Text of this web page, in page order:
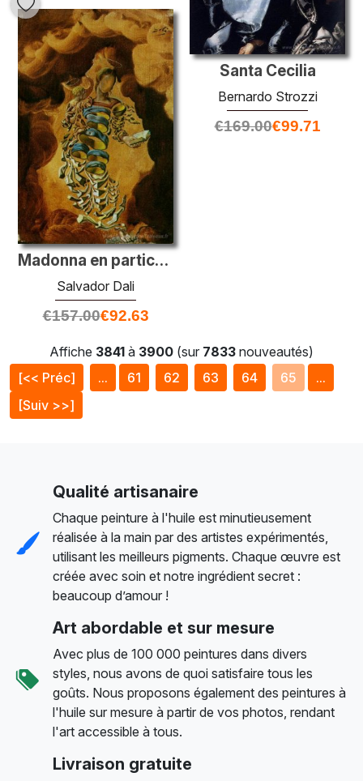
Santa Cecilia
Bernardo Strozzi
€169.00€99.71
Madonna en particules
Salvador Dali
€157.00€92.63
Affiche 3841 à 3900 (sur 7833 nouveautés)
[<< Préc]
... 61 62 63 64 65
...
[Suiv >>]
Qualité artisanaire
Chaque peinture à l'huile est minutieusement
réalisée à la main par des artistes expérimentés,
utilisant les meilleurs pigments. Chaque œuvre est
créée avec soin et notre ingrédient secret :
beaucoup d’amour !
Art abordable et sur mesure
Avec plus de 100 000 peintures dans divers
styles, nous avons de quoi satisfaire tous les
goûts. Nous proposons également des peintures à
l'huile sur mesure à partir de vos photos, rendant
l'art accessible à tous.
Livraison gratuite